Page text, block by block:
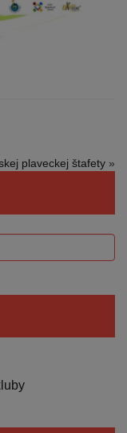
plaveckej štafety »